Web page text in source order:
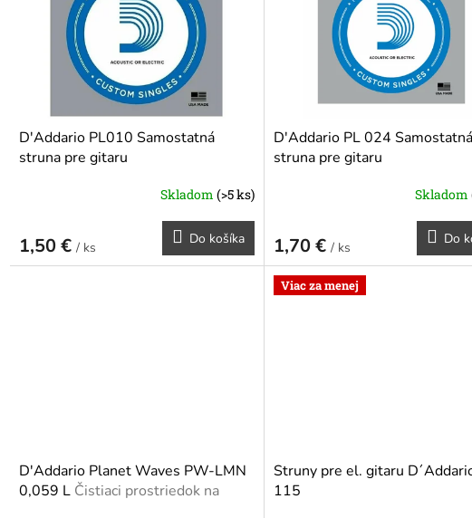
D'Addario PL010 Samostatná
struna pre gitaru
Skladom (>5 ks)
1,50 € / ks
Do košíka
D'Addario PL 024 Samostatná
struna pre gitaru
Skladom
1,70 € / ks
Do
D'Addario Planet Waves PW-LMN
0,059 L Čistiaci prostriedok na
Viac za menej
Struny pre el. gitaru
115